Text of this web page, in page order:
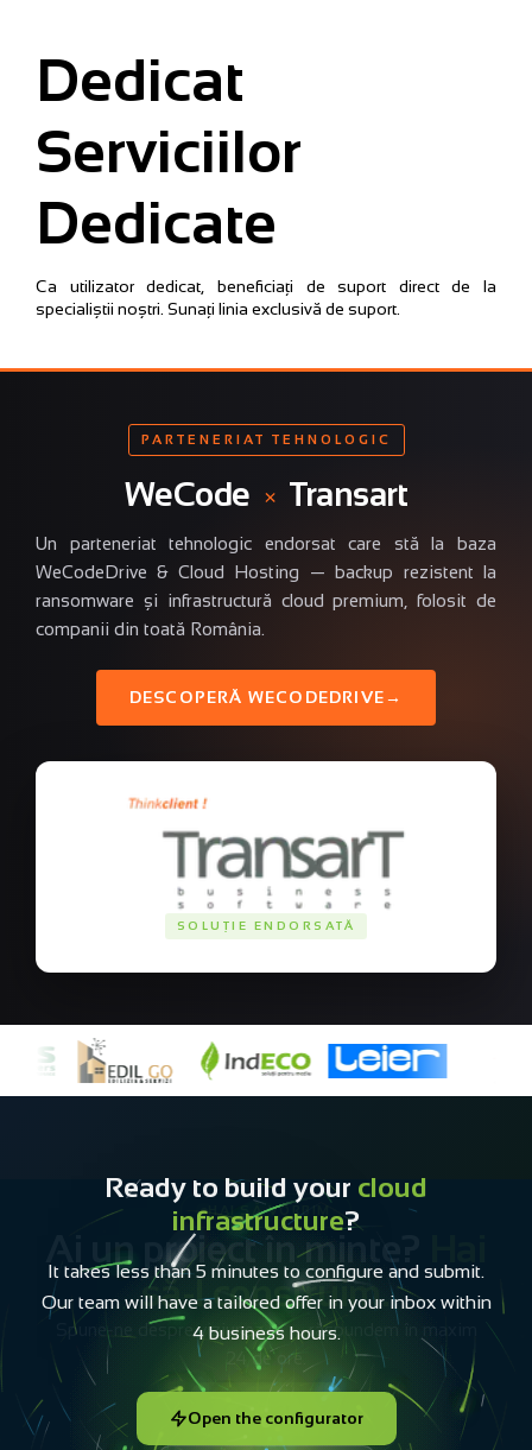
Dedicat
Serviciilor
Dedicate
Ca utilizator dedicat, beneficiați de suport direct de la
specialiștii noștri. Sunați linia exclusivă de suport.
PARTENERIAT TEHNOLOGIC
WeCode × Transart
Un parteneriat tehnologic endorsat care stă la baza
WeCodeDrive & Cloud Hosting — backup rezistent la
ransomware și infrastructură cloud premium, folosit de
companii din toată România.
DESCOPERĂ WECODEDRIVE→
SOLUȚIE ENDORSATĂ
Ready to build your cloud
infrastructure?
It takes less than 5 minutes to configure and submit.
Our team will have a tailored offer in your inbox within
4 business hours.
Open the configurator